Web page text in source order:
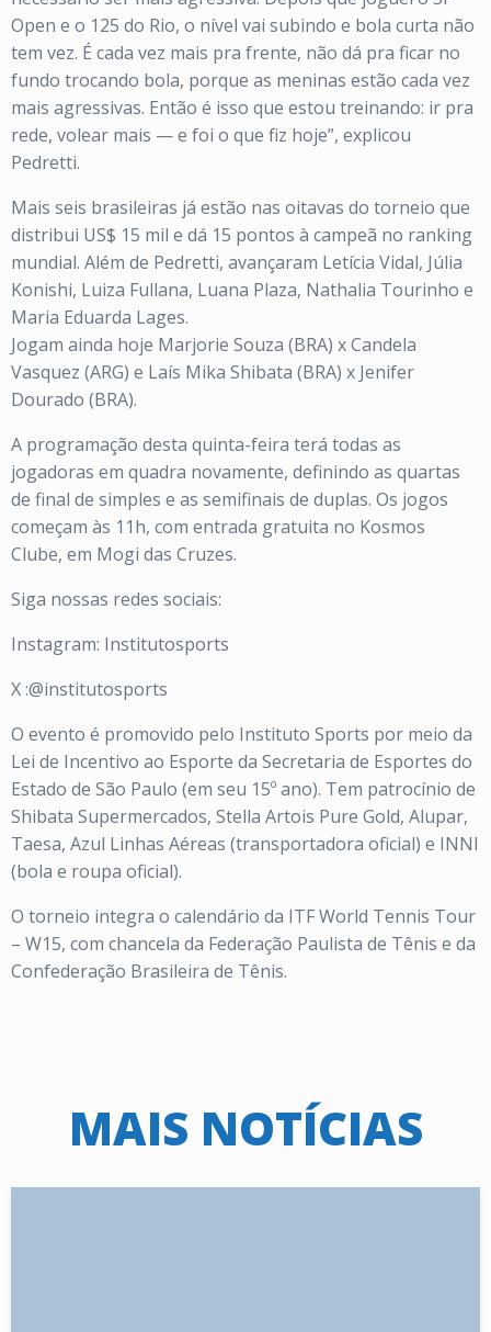
Open e o 125 do Rio, o nível vai subindo e bola curta não
tem vez. É cada vez mais pra frente, não dá pra ficar no
fundo trocando bola, porque as meninas estão cada vez
mais agressivas. Então é isso que estou treinando: ir pra
rede, volear mais — e foi o que fiz hoje”, explicou
Pedretti.
Mais seis brasileiras já estão nas oitavas do torneio que
distribui US$ 15 mil e dá 15 pontos à campeã no ranking
mundial. Além de Pedretti, avançaram Letícia Vidal, Júlia
Konishi, Luiza Fullana, Luana Plaza, Nathalia Tourinho e
Maria Eduarda Lages.
Jogam ainda hoje Marjorie Souza (BRA) x Candela
Vasquez (ARG) e Laís Mika Shibata (BRA) x Jenifer
Dourado (BRA).
A programação desta quinta-feira terá todas as
jogadoras em quadra novamente, definindo as quartas
de final de simples e as semifinais de duplas. Os jogos
começam às 11h, com entrada gratuita no Kosmos
Clube, em Mogi das Cruzes.
Siga nossas redes sociais:
Instagram: Institutosports
X :@institutosports
O evento é promovido pelo Instituto Sports por meio da
Lei de Incentivo ao Esporte da Secretaria de Esportes do
Estado de São Paulo (em seu 15º ano). Tem patrocínio de
Shibata Supermercados, Stella Artois Pure Gold, Alupar,
Taesa, Azul Linhas Aéreas (transportadora oficial) e INNI
(bola e roupa oficial).
O torneio integra o calendário da ITF World Tennis Tour
– W15, com chancela da Federação Paulista de Tênis e da
Confederação Brasileira de Tênis.
MAIS NOTÍCIAS